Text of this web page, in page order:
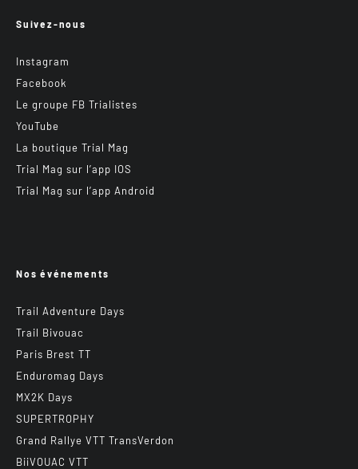
Suivez-nous
Instagram
Facebook
Le groupe FB Trialistes
YouTube
La boutique Trial Mag
Trial Mag sur l’app IOS
Trial Mag sur l’app Android
Nos événements
Trail Adventure Days
Trail Bivouac
Paris Brest TT
Enduromag Days
MX2K Days
SUPERTROPHY
Grand Rallye VTT TransVerdon
BiiVOUAC VTT